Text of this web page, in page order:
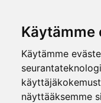
Käytämme
Käytämme
näyttääksemme